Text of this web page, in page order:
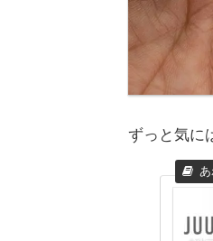
ずっと気に